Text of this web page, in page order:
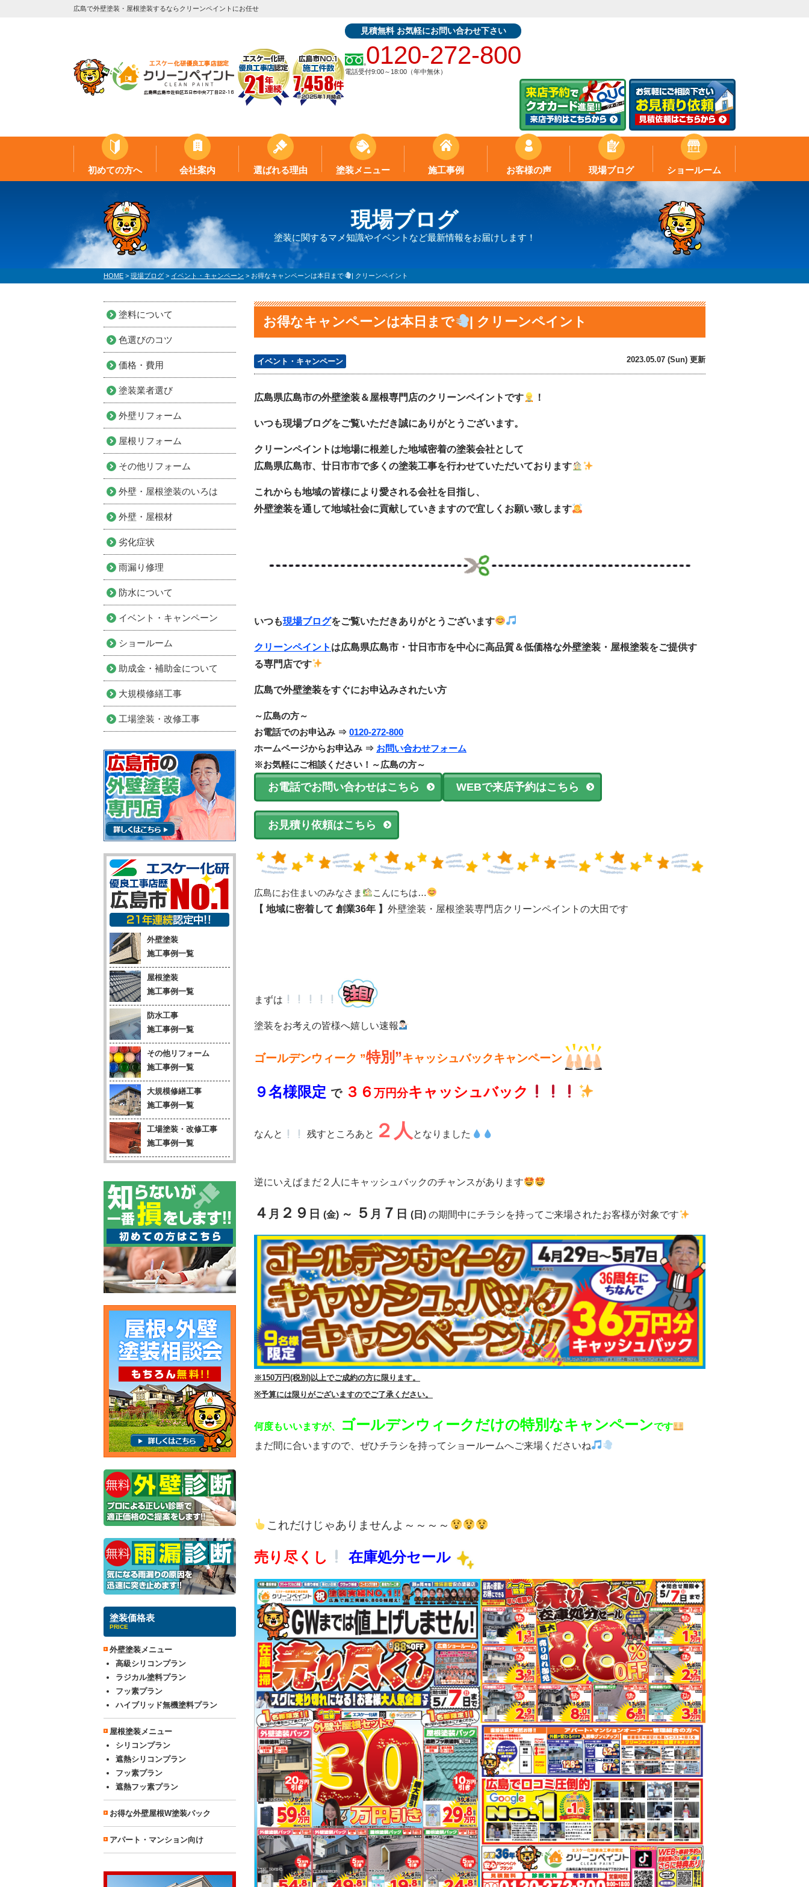
広島で外壁塗装・屋根塗装するならクリーンペイントにお任せ
見積無料 お気軽にお問い合わせ下さい
0120-272-800
電話受付9:00～18:00（年中無休）
初めての方へ 会社案内 選ばれる理由 塗装メニュー 施工事例 お客様の声 現場ブログ ショールーム
現場ブログ
塗装に関するマメ知識やイベントなど最新情報をお届けします！
HOME > 現場ブログ > イベント・キャンペーン > お得なキャンペーンは本日まで | クリーンペイント
お得なキャンペーンは本日まで | クリーンペイント
イベント・キャンペーン 2023.05.07 (Sun) 更新
広島県広島市の外壁塗装＆屋根専門店のクリーンペイントです ！
いつも現場ブログをご覧いただき誠にありがとうございます。
クリーンペイントは地場に根差した地域密着の塗装会社として
広島県広島市、廿日市市で多くの塗装工事を行わせていただいております
これからも地域の皆様により愛される会社を目指し、
外壁塗装を通して地域社会に貢献していきますので宜しくお願い致します
いつも現場ブログをご覧いただきありがとうございます
クリーンペイント は広島県広島市・廿日市市を中心に高品質＆低価格な外壁塗装・ 屋根塗装をご提供す
る専門店です
広島で外壁塗装をすぐにお申込みされたい方
～広島の方～
お電話でのお申込み ⇒ 0120-272-800
ホームページからお申込み ⇒ お問い合わせフォーム
※お気軽にご相談ください！～広島の方～
お電話でお問い合わせはこちら WEBで来店予約はこちら
お見積り依頼はこちら
広島にお住まいのみなさま
こんにちは…
【 地域に密着して 創業36年 】 外壁塗装・屋根塗装専門店クリーンペイントの大田です
まずは
塗装をお考えの皆様へ嬉しい速報
ゴールデンウィーク ”特別”キャッシュバックキャンペーン
９名様限定 で ３６ 万円分キャッシュバック
なんと 残すところあと ２人 となりました
逆にいえばまだ２人にキャッシュバックのチャンスがあります
４ 月 ２９ 日 (金) ～ ５ 月 ７ 日 (日) の期間中にチラシを持ってご来場されたお客様が対象です
※150万円(税別)以上でご成約の方に限ります。
※予算には限りがございますのでご了承ください。
何度もいいますが、 ゴールデンウィークだけの特別なキャンペーンです
まだ間に合いますので、ぜひチラシを持ってショールームへご来場くださいね
これだけじゃありませんよ～～～～
売り尽くし 在庫処分セール
塗料について
色選びのコツ
価格・費用
塗装業者選び
外壁リフォーム
屋根リフォーム
その他リフォーム
外壁・屋根塗装のいろは
外壁・屋根材
劣化症状
雨漏り修理
防水について
イベント・キャンペーン
ショールーム
助成金・補助金について
大規模修繕工事
工場塗装・改修工事
外壁塗装
施工事例一覧
屋根塗装
施工事例一覧
防水工事
施工事例一覧
その他リフォーム
施工事例一覧
大規模修繕工事
施工事例一覧
工場塗装・改修工事
施工事例一覧
塗装価格表
PRICE
外壁塗装メニュー
高級シリコンプラン
ラジカル塗料プラン
フッ素プラン
ハイブリッド無機塗料プラン
屋根塗装メニュー
シリコンプラン
遮熱シリコンプラン
フッ素プラン
遮熱フッ素プラン
お得な外壁屋根W塗装パック
アパート・マンション向け